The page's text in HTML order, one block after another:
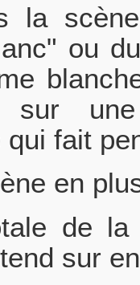
la
ou
sur
qui fait
en
de
sur